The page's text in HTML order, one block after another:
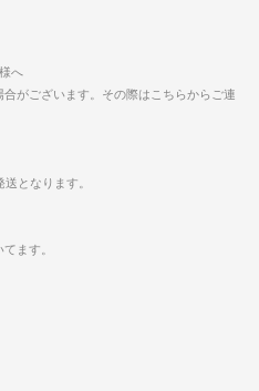
へ
がございます。その際はこちらからご連
となります。
ます。